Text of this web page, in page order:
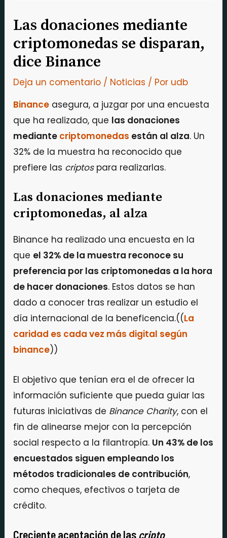
Las donaciones mediante
criptomonedas se disparan,
dice Binance
Deja un comentario / Noticias / Por udb
Binance asegura, a juzgar por una encuesta
que ha realizado, que las donaciones
mediante criptomonedas están al alza. Un
32% de la muestra ha reconocido que
prefiere las criptospara realizarlas.
Las donaciones mediante
criptomonedas, al alza
Binance ha realizado una encuesta en la
que el 32% de la muestra reconoce su
preferencia por las criptomonedas a la hora
de hacer donaciones. Estos datos se han
dado a conocer tras realizar un estudio el
día internacional de la beneficencia.((La
caridad es cada vez más digital según
binance))
El objetivo que tenían era el de ofrecer la
información suficiente que pueda guiar las
futuras iniciativas de Binance Charity, con el
fin de alinearse mejor con la percepción
social respecto a la filantropía. Un 43% de los
encuestados siguen empleando los
métodos tradicionales de contribución,
como cheques, efectivos o tarjeta de
crédito.
Creciente aceptación de las cripto